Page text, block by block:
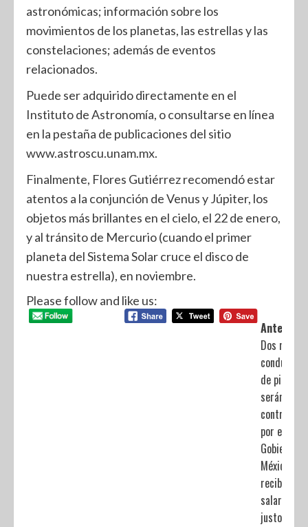
astronómicas; información sobre los
movimientos de los planetas, las estrellas y las
constelaciones; además de eventos
relacionados.
Puede ser adquirido directamente en el
Instituto de Astronomía, o consultarse en línea
en la pestaña de publicaciones del sitio
www.astroscu.unam.mx.
Finalmente, Flores Gutiérrez recomendó estar
atentos a la conjunción de Venus y Júpiter, los
objetos más brillantes en el cielo, el 22 de enero,
y al tránsito de Mercurio (cuando el primer
planeta del Sistema Solar cruce el disco de
nuestra estrella), en noviembre.
Please follow and like us:
Anterior:
Dos mil
de pipa
serán
por el
Gobierno
México;
recibirán
salarios
justos,